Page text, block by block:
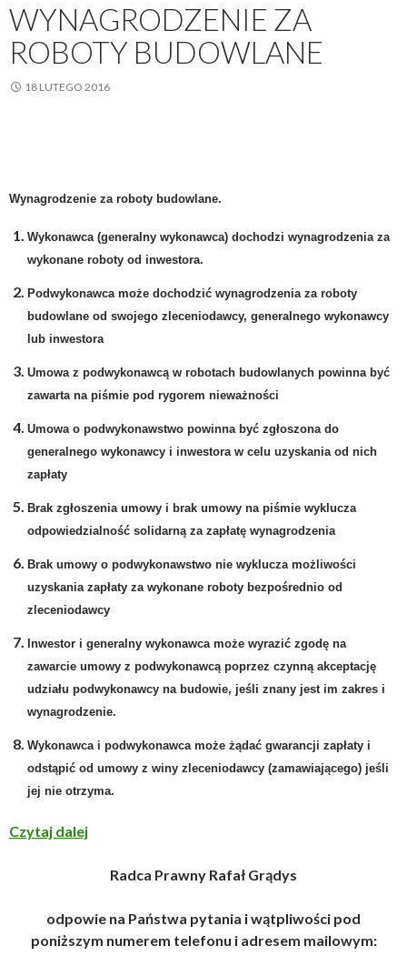
WYNAGRODZENIE ZA
ROBOTY BUDOWLANE
18 LUTEGO 2016
Wynagrodzenie za roboty budowlane.
Wykonawca (generalny wykonawca) dochodzi wynagrodzenia za
wykonane roboty od inwestora.
Podwykonawca może dochodzić wynagrodzenia za roboty
budowlane od swojego zleceniodawcy, generalnego wykonawcy
lub inwestora
Umowa z podwykonawcą w robotach budowlanych powinna być
zawarta na piśmie pod rygorem nieważności
Umowa o podwykonawstwo powinna być zgłoszona do
generalnego wykonawcy i inwestora w celu uzyskania od nich
zapłaty
Brak zgłoszenia umowy i brak umowy na piśmie wyklucza
odpowiedzialność solidarną za zapłatę wynagrodzenia
Brak umowy o podwykonawstwo nie wyklucza możliwości
uzyskania zapłaty za wykonane roboty bezpośrednio od
zleceniodawcy
Inwestor i generalny wykonawca może wyrazić zgodę na
zawarcie umowy z podwykonawcą poprzez czynną akceptację
udziału podwykonawcy na budowie, jeśli znany jest im zakres i
wynagrodzenie.
Wykonawca i podwykonawca może żądać gwarancji zapłaty i
odstąpić od umowy z winy zleceniodawcy (zamawiającego) jeśli
jej nie otrzyma.
Czytaj dalej
Radca Prawny Rafał Grądys
odpowie na Państwa pytania i wątpliwości pod
poniższym numerem telefonu i adresem mailowym: